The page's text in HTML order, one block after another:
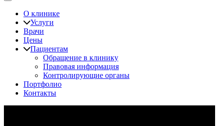
О клинике
Услуги
Врачи
Цены
Пациентам
Обращение в клинику
Правовая информация
Контролирующие органы
Портфолио
Контакты